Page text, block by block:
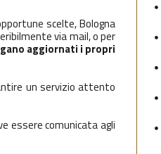
scelte, Bologna
via mail, o per
aggiornati i propri
un servizio attento
essere comunicata agli